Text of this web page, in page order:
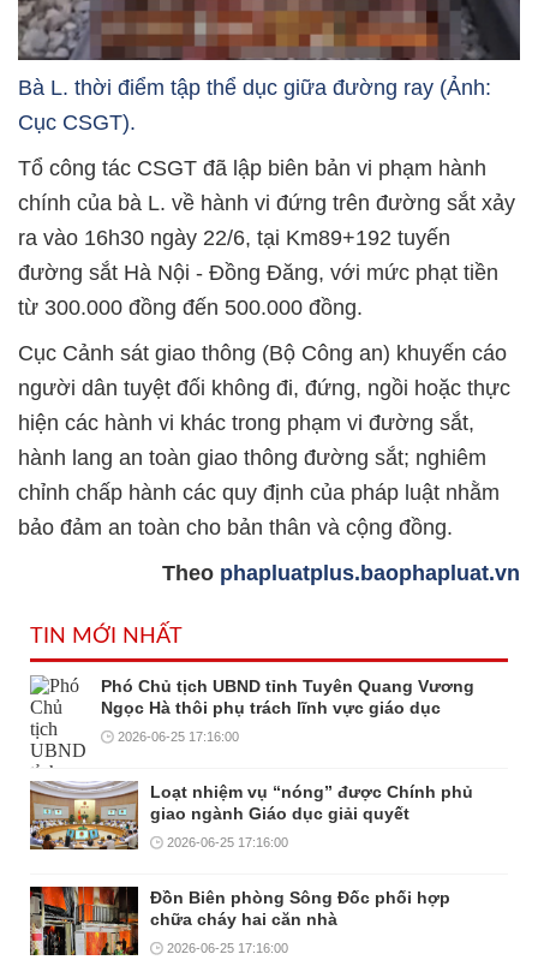
Bà L. thời điểm tập thể dục giữa đường ray (Ảnh:
Cục CSGT).
Tổ công tác CSGT đã lập biên bản vi phạm hành
chính của bà L. về hành vi đứng trên đường sắt xảy
ra vào 16h30 ngày 22/6, tại Km89+192 tuyến
đường sắt Hà Nội - Đồng Đăng, với mức phạt tiền
từ 300.000 đồng đến 500.000 đồng.
Cục Cảnh sát giao thông (Bộ Công an) khuyến cáo
người dân tuyệt đối không đi, đứng, ngồi hoặc thực
hiện các hành vi khác trong phạm vi đường sắt,
hành lang an toàn giao thông đường sắt; nghiêm
chỉnh chấp hành các quy định của pháp luật nhằm
bảo đảm an toàn cho bản thân và cộng đồng.
Theo phapluatplus.baophapluat.vn
TIN MỚI NHẤT
Phó Chủ tịch UBND tỉnh Tuyên Quang Vương
Ngọc Hà thôi phụ trách lĩnh vực giáo dục
2026-06-25 17:16:00
Loạt nhiệm vụ “nóng” được Chính phủ
giao ngành Giáo dục giải quyết
2026-06-25 17:16:00
Đồn Biên phòng Sông Đốc phối hợp
chữa cháy hai căn nhà
2026-06-25 17:16:00